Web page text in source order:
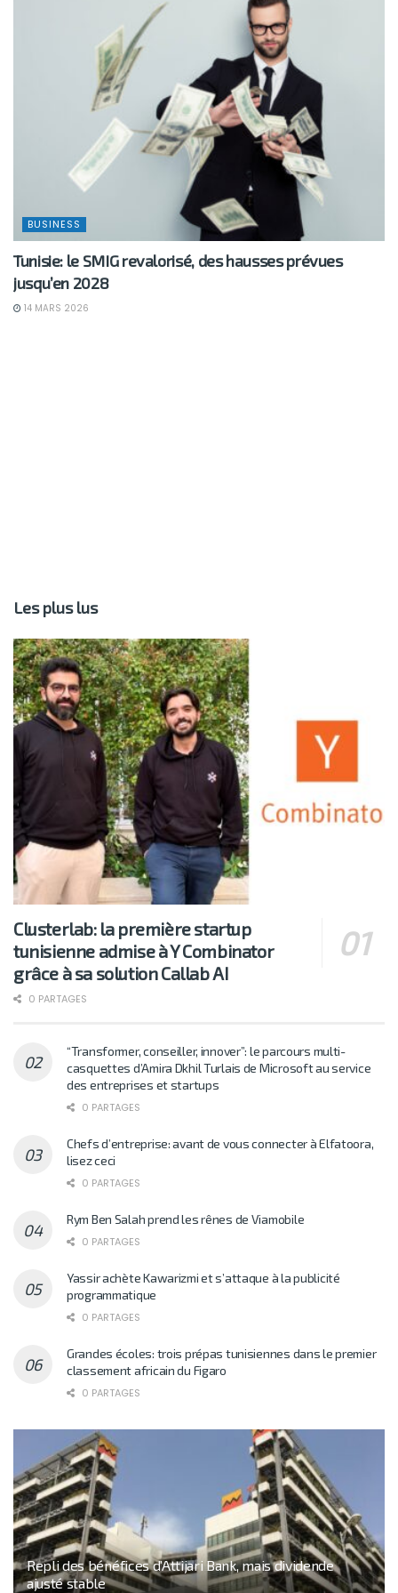
BUSINESS
Tunisie: le SMIG revalorisé, des hausses prévues
jusqu’en 2028
14 MARS 2026
Les plus lus
Clusterlab: la première startup
tunisienne admise à Y Combinator
grâce à sa solution Callab AI
0 PARTAGES
“Transformer, conseiller, innover”: le parcours multi-
casquettes d’Amira Dkhil Turlais de Microsoft au service
des entreprises et startups
0 PARTAGES
Chefs d’entreprise: avant de vous connecter à Elfatoora,
lisez ceci
0 PARTAGES
Rym Ben Salah prend les rênes de Viamobile
0 PARTAGES
Yassir achète Kawarizmi et s’attaque à la publicité
programmatique
0 PARTAGES
Grandes écoles: trois prépas tunisiennes dans le premier
classement africain du Figaro
0 PARTAGES
Repli des bénéfices d’Attijari Bank, mais dividende
ajusté stable